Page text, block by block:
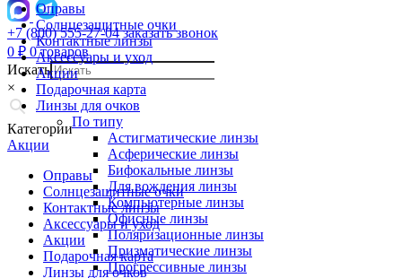
+7 (800) 555-27-04 заказать звонок
0 ₽ 0 товаров
Искать
×
Категории
Акции
Оправы
Солнцезащитные очки
Контактные линзы
Аксессуары и уход
Акции
Подарочная карта
Линзы для очков
Оправы
Солнцезащитные очки
Контактные линзы
Аксессуары и уход
Акции
Подарочная карта
Линзы для очков
По типу
Астигматические линзы
Асферические линзы
Бифокальные линзы
Для вождения линзы
Компьютерные линзы
Офисные линзы
Поляризационные линзы
Призматические линзы
Прогрессивные линзы